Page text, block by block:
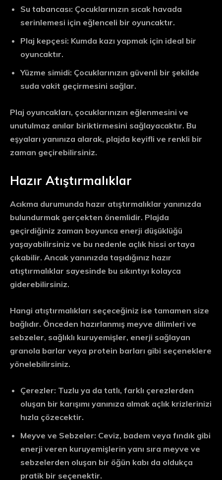
Su tabancası: Çocuklarınızın sıcak havada
serinlemesi için eğlenceli bir oyuncaktır.
Plaj kepçesi: Kumda kazı yapmak için ideal bir
oyuncaktır.
Yüzme simidi: Çocuklarınızın güvenli bir şekilde
suda vakit geçirmesini sağlar.
Plaj oyuncakları, çocuklarınızın eğlenmesini ve
unutulmaz anılar biriktirmesini sağlayacaktır. Bu
eşyaları yanınıza alarak, plajda keyifli ve renkli bir
zaman geçirebilirsiniz.
Hazır Atıştırmalıklar
Acıkma durumunda hazır atıştırmalıklar yanınızda
bulundurmak gerçekten önemlidir. Plajda
geçirdiğiniz zaman boyunca enerji düşüklüğü
yaşayabilirsiniz ve bu nedenle açlık hissi ortaya
çıkabilir. Ancak yanınızda taşıdığınız hazır
atıştırmalıklar sayesinde bu sıkıntıyı kolayca
giderebilirsiniz.
Hangi atıştırmalıkları seçeceğiniz ise tamamen size
bağlıdır. Önceden hazırlanmış meyve dilimleri ve
sebzeler, sağlıklı kuruyemişler, enerji sağlayan
granola barlar veya protein barları gibi seçeneklere
yönelebilirsiniz.
Çerezler: Tuzlu ya da tatlı, farklı çerezlerden
oluşan bir karışımı yanınıza almak açlık krizlerinizi
hızla çözecektir.
Meyve ve Sebzeler: Ceviz, badem veya fındık gibi
enerji veren kuruyemişlerin yanı sıra meyve ve
sebzelerden oluşan bir öğün kabı da oldukça
pratik bir seçenektir.